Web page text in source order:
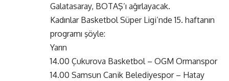
Galatasaray, BOTAŞ’ı ağırlayacak.
Kadınlar Basketbol Süper Ligi’nde 15. haftanın
programı şöyle:
Yarın
14.00 Çukurova Basketbol – OGM Ormanspor
14.00 Samsun Canik Belediyespor – Hatay